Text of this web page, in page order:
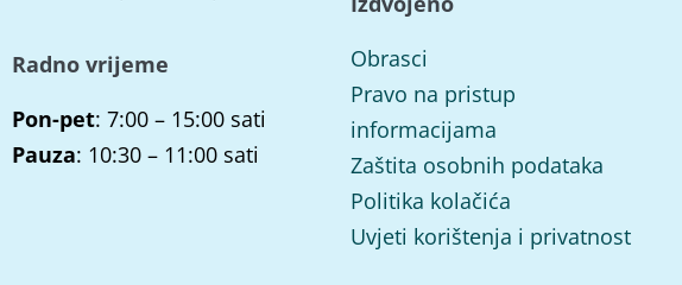
Radno vrijeme
Pon-pet: 7:00 – 15:00 sati
Pauza: 10:30 – 11:00 sati
Obrasci
Pravo na pristup
informacijama
Zaštita osobnih podataka
Politika kolačića
Uvjeti korištenja i privatnost